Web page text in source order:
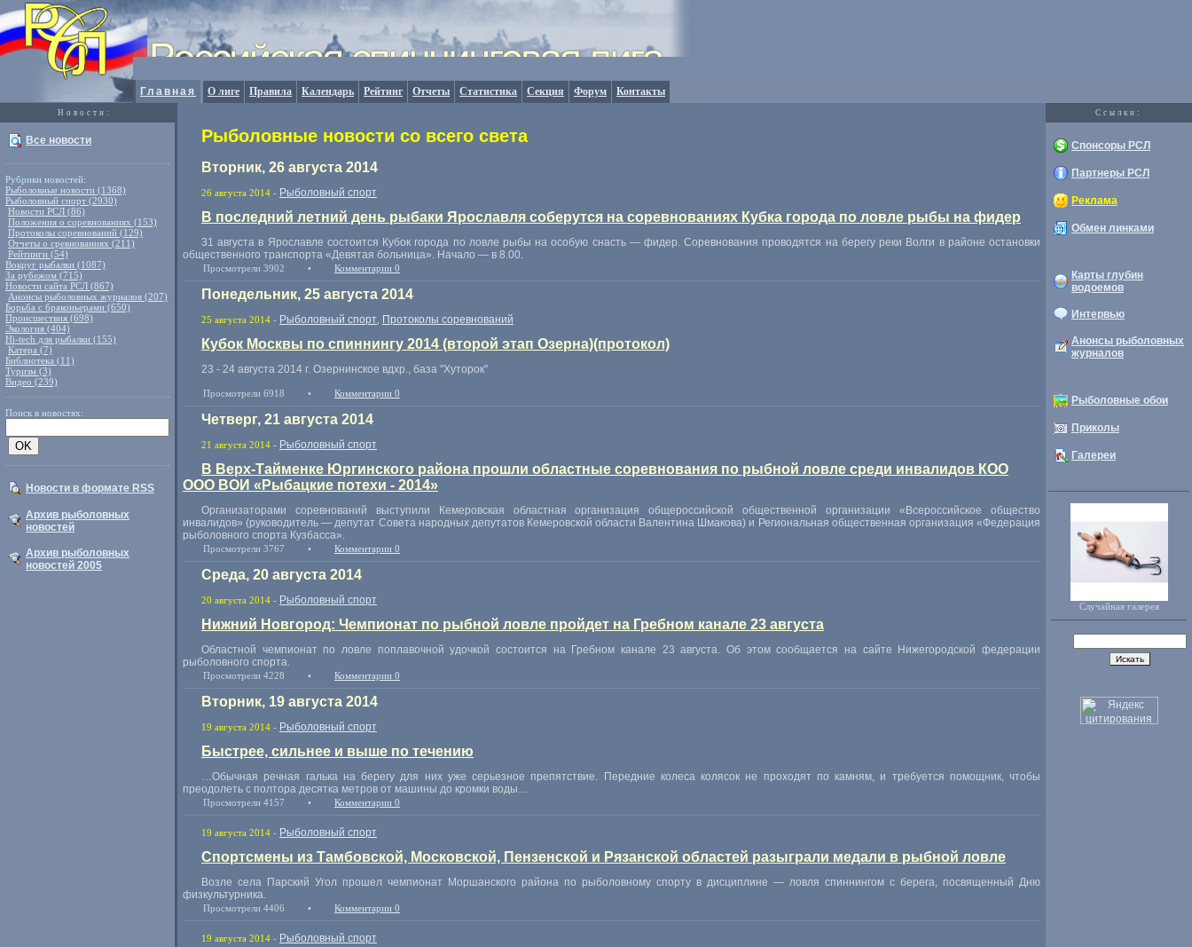
Главная О лиге Правила Календарь Рейтинг Отчеты Статистика Секция Форум Контакты
Новости: Cсылки:
Все новости
Рубрики новостей:
Рыболовные новости (1368)
Рыболовный спорт (2930)
Новости РСЛ (86)
Положения о соревнованиях (153)
Протоколы соревнований (129)
Отчеты о сревнованиях (211)
Рейтинги (54)
Вокруг рыбалки (1087)
За рубежом (715)
Новости сайта РСЛ (867)
Анонсы рыболовных журналов (207)
Борьба с браконьерами (650)
Происшествия (698)
Экология (404)
Hi-tech для рыбалки (155)
Катера (7)
Библиотека (11)
Туризм (3)
Видео (239)
Поиск в новостях:
Новости в формате RSS
Архив рыболовных
новостей
Архив рыболовных
новостей 2005
Рыболовные новости со всего света
Вторник, 26 августа 2014
26 августа 2014 - Рыболовный спорт
В последний летний день рыбаки Ярославля соберутся на соревнованиях Кубка города по ловле рыбы на фидер
​31 августа в Ярославле состоится Кубок города по ловле рыбы на особую снасть — фидер. Соревнования проводятся на берегу реки Волги в районе остановки
общественного транспорта «Девятая больница». Начало — в 8.00.
Просмотрели 3902 • Комментарии 0
Понедельник, 25 августа 2014
25 августа 2014 - Рыболовный спорт Протоколы соревнований
Кубок Москвы по спиннингу 2014 (второй этап Озерна)(протокол)
23 - 24 августа 2014 г. Озернинское вдхр., база "Хуторок"
Просмотрели 6918 • Комментарии 0
Четверг, 21 августа 2014
21 августа 2014 - Рыболовный спорт
В Верх-Тайменке Юргинского района прошли областные соревнования по рыбной ловле среди инвалидов КОО
ООО ВОИ «Рыбацкие потехи - 2014»
Организаторами соревнований выступили Кемеровская областная организация общероссийской общественной организации « Всероссийское общество
инвалидов» (руководитель — депутат Совета народных депутатов Кемеровской области Валентина Шмакова) и Региональная общественная организация «Федерация
рыболовного спорта Кузбасса».
Просмотрели 3767 • Комментарии 0
Среда, 20 августа 2014
20 августа 2014 - Рыболовный спорт
Нижний Новгород: Чемпионат по рыбной ловле пройдет на Гребном канале 23 августа
Областной чемпионат по ловле поплавочной удочкой состоится на Гребном канале 23 августа. Об этом сообщается на сайте Нижегородской федерации
рыболовного спорта.
Просмотрели 4228 • Комментарии 0
Вторник, 19 августа 2014
19 августа 2014 - Рыболовный спорт
Быстрее, сильнее и выше по течению
…Обычная речная галька на берегу для них уже серьезное препятствие. Передние колеса колясок не проходят по камням, и требуется помощник, чтобы
преодолеть с полтора десятка метров от машины до кромки воды…
Просмотрели 4157 • Комментарии 0
19 августа 2014 - Рыболовный спорт
Спортсмены из Тамбовской, Московской, Пензенской и Рязанской областей разыграли медали в рыбной ловле
Возле села Парский Угол прошел чемпионат Моршанского района по рыболовному спорту в дисциплине — ловля спиннингом с берега, посвященный Дню
физкультурника.
Просмотрели 4406 • Комментарии 0
19 августа 2014 - Рыболовный спорт
Спонсоры РСЛ
Партнеры РСЛ
Реклама
Обмен линками
Карты глубин
водоемов
Интервью
Анонсы рыболовных
журналов
Рыболовные обои
Приколы
Галереи
Случайная галерея